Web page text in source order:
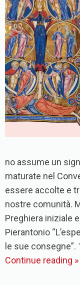
no assume un
maturate nel
essere accolte e
nostre comunità.
Preghiera iniziale
Pierantonio
le sue
Continue reading »